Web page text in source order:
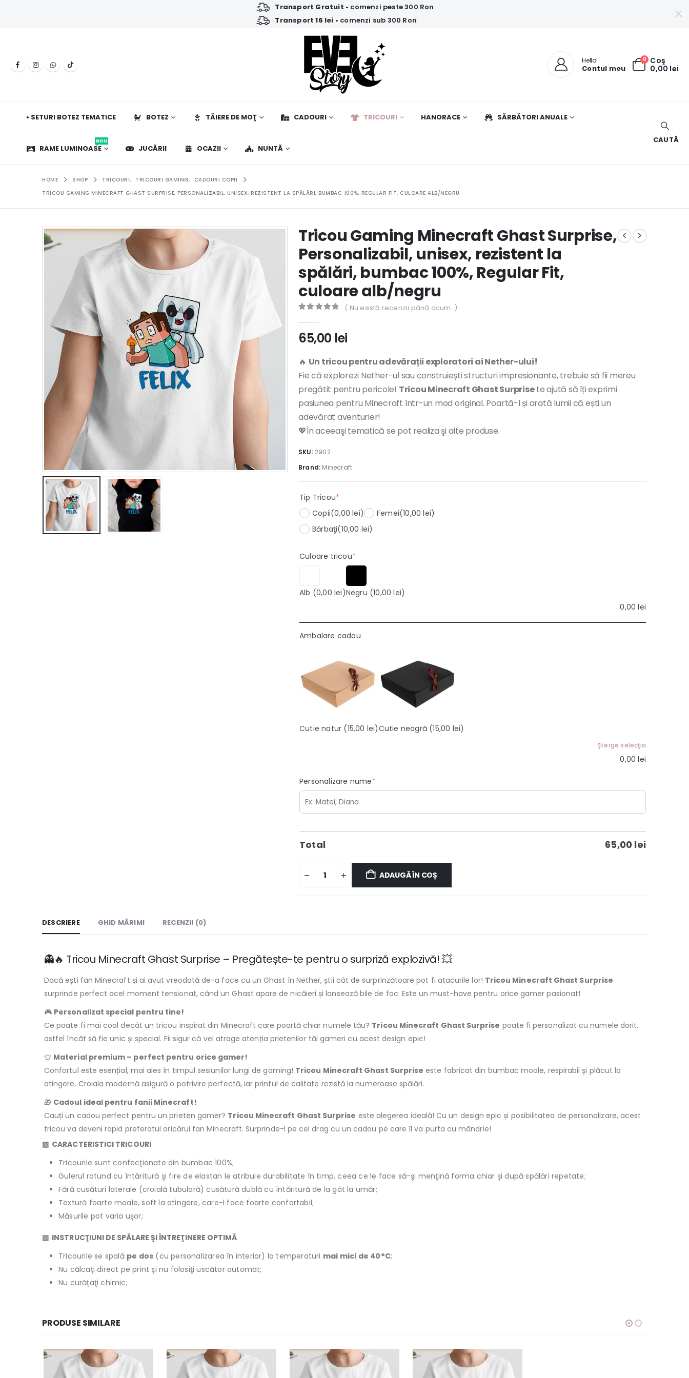
Transport Gratuit • comenzi peste 300 Ron
Transport 16 lei • comenzi sub 300 Ron
Hello!
Contul meu
0 Coş
0,00 lei
• SETURI BOTEZ TEMATICE BOTEZ TĂIERE DE MOŢ CADOURI TRICOURI HANORACE SĂRBĂTORI ANUALE
RAME LUMINOASE
NOU
JUCĂRII OCAZII NUNTĂ
CAUTĂ
HOME SHOP TRICOURI, TRICOURI GAMING,
CADOURI COPII
TRICOU GAMING MINECRAFT GHAST SURPRISE, PERSONALIZABIL, UNISEX, REZISTENT LA SPĂLĂRI, BUMBAC 100%, REGULAR FIT, CULOARE ALB/NEGRU
Tricou Gaming Minecraft Ghast Surprise,
Personalizabil, unisex, rezistent la
spălări, bumbac 100%, Regular Fit,
culoare alb/negru
( Nu există recenzii până acum. )
65,00 lei
🔥 Un tricou pentru adevărații exploratori ai Nether-ului!
Fie că explorezi Nether-ul sau construiești structuri impresionante, trebuie să fii mereu
pregătit pentru pericole! Tricou Minecraft Ghast Surprisete ajută să îți exprimi
pasiunea pentru Minecraft într-un mod original. Poartă-l și arată lumii că ești un
adevărat aventurier!
💖În aceeaşi tematică se pot realiza şi alte produse.
SKU: 2902
Brand: Minecraft
Tip Tricou*
Copii(0,00 lei) Femei(10,00 lei)
Bărbaţi(10,00 lei)
Culoare tricou*(required)
Alb (0,00 lei)Negru (10,00 lei)
0,00lei
Ambalare cadou
Cutie natur (15,00 lei)Cutie neagră (15,00 lei)
Şterge selecţia
0,00lei
Personalizare nume*(required)
Total 65,00 lei
ADAUGĂ ÎN COȘ
DESCRIERE GHID MĂRIMI RECENZII (0)
👻🔥 Tricou Minecraft Ghast Surprise – Pregătește-te pentru o surpriză explozivă! 💥
Dacă ești fan Minecraft și ai avut vreodată de-a face cu un Ghast în Nether, știi cât de surprinzătoare pot fi atacurile lor! Tricou Minecraft Ghast Surprise
surprinde perfect acel moment tensionat, când un Ghast apare de nicăieri și lansează bile de foc. Este un must-have pentru orice gamer pasionat!
🎮 Personalizat special pentru tine!
Ce poate fi mai cool decât un tricou inspirat din Minecraft care poartă chiar numele tău? Tricou Minecraft Ghast Surprise poate fi personalizat cu numele dorit,
astfel încât să fie unic și special. Fii sigur că vei atrage atenția prietenilor tăi gameri cu acest design epic!
👕 Material premium – perfect pentru orice gamer!
Confortul este esențial, mai ales în timpul sesiunilor lungi de gaming! Tricou Minecraft Ghast Surprise este fabricat din bumbac moale, respirabil și plăcut la
atingere. Croiala modernă asigură o potrivire perfectă, iar printul de calitate rezistă la numeroase spălări.
🎁 Cadoul ideal pentru fanii Minecraft!
Cauți un cadou perfect pentru un prieten gamer? Tricou Minecraft Ghast Surprise este alegerea ideală! Cu un design epic și posibilitatea de personalizare, acest
tricou va deveni rapid preferatul oricărui fan Minecraft. Surprinde-l pe cel drag cu un cadou pe care îl va purta cu mândrie!
▧ CARACTERISTICI TRICOURI
Tricourile sunt confecţionate din bumbac 100%;
Gulerul rotund cu întăritură şi fire de elastan le atribuie durabilitate în timp, ceea ce le face să-şi menţină forma chiar şi după spălări repetate;
Fără cusături laterale (croială tubulară) cusătură dublă cu întăritură de la gât la umăr;
Textură foarte moale, soft la atingere, care-l face foarte confortabil;
Măsurile pot varia uşor;
▧ INSTRUCŢIUNI DE SPĂLARE ŞI ÎNTREŢINERE OPTIMĂ
Tricourile se spală pe dos (cu personalizarea în interior) la temperaturi mai mici de 40°C;
Nu călcaţi direct pe print şi nu folosiţi uscător automat;
Nu curăţaţi chimic;
PRODUSE SIMILARE